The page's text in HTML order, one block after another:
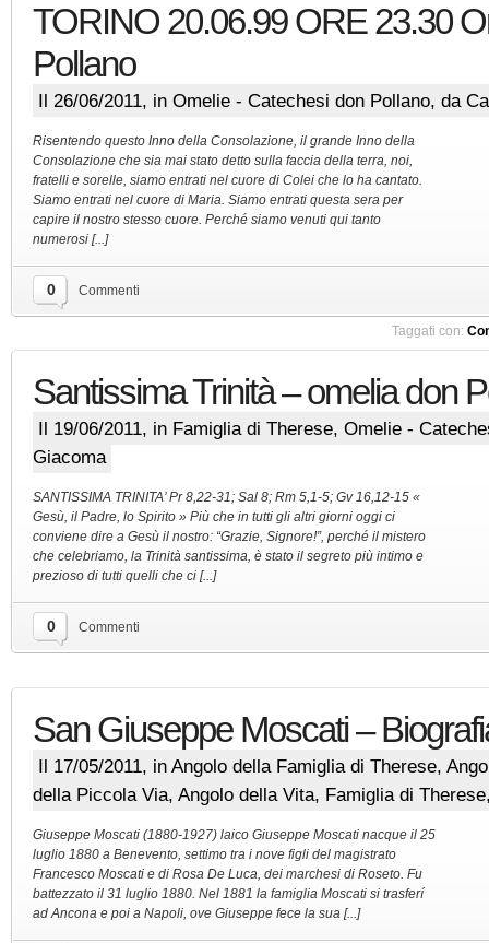
TORINO 20.06.99 ORE 23.30
Pollano
Il 26/06/2011, in Omelie - Catechesi don Pollano, da
Risentendo questo Inno della Consolazione, il grande Inno della
Consolazione che sia mai stato detto sulla faccia della terra, noi,
fratelli e sorelle, siamo entrati nel cuore di Colei che lo ha cantato.
Siamo entrati nel cuore di Maria. Siamo entrati questa sera per
capire il nostro stesso cuore. Perché siamo venuti qui tanto
numerosi [...]
0 Commenti
Taggati con:
Santissima Trinità – omelia don
Il 19/06/2011, in Famiglia di Therese, Omelie -
Giacoma
SANTISSIMA TRINITA’ Pr 8,22-31; Sal 8; Rm 5,1-5; Gv 16,12-15 «
Gesù, il Padre, lo Spirito » Più che in tutti gli altri giorni oggi ci
conviene dire a Gesù il nostro: “Grazie, Signore!”, perché il mistero
che celebriamo, la Trinità santissima, è stato il segreto più intimo e
prezioso di tutti quelli che ci [...]
0 Commenti
San Giuseppe Moscati –
Il 17/05/2011, in Angolo della Famiglia di Therese,
della Piccola Via, Angolo della Vita, Famiglia di Therese
Giuseppe Moscati (1880-1927) laico Giuseppe Moscati nacque il 25
luglio 1880 a Benevento, settimo tra i nove figli del magistrato
Francesco Moscati e di Rosa De Luca, dei marchesi di Roseto. Fu
battezzato il 31 luglio 1880. Nel 1881 la famiglia Moscati si trasferí
ad Ancona e poi a Napoli, ove Giuseppe fece la sua [...]